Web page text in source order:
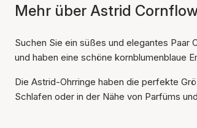
Mehr über Astrid
Suchen Sie ein süßes und elegantes Paar
und haben eine schöne kornblumenblaue
Die Astrid-Ohrringe haben die perfekte
Schlafen oder in der Nähe von Parfüms